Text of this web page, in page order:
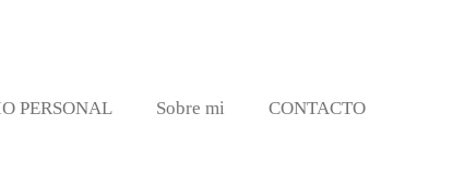
PERSONAL Sobre mi CONTACTO